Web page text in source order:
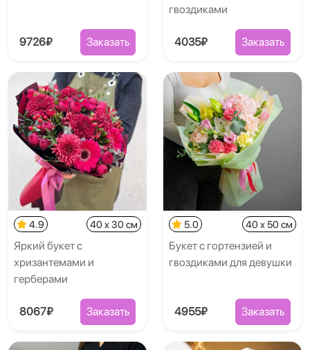
9726₽ Заказать
гвоздиками
4035₽ Заказать
4.9 40 x 30 см
Яркий букет с
хризантемами и
герберами
8067₽ Заказать
5.0 40 x 50 см
Букет с гортензией и
гвоздиками для девушки
4955₽ Заказать